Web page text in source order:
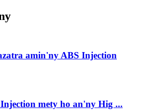
amin'ny ABS Injection
mety ho an'ny Hig ...